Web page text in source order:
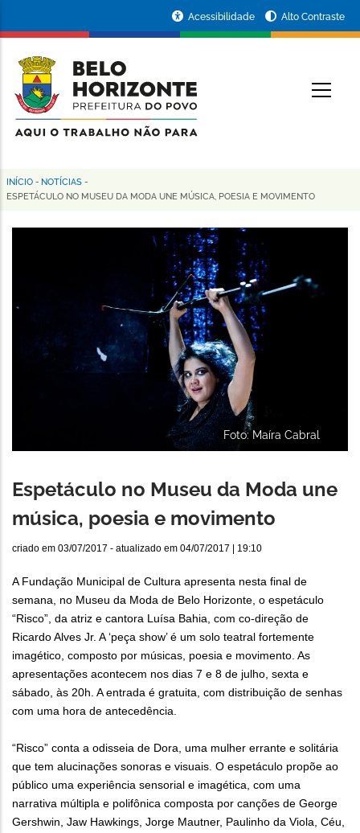
conteúdo
principal
da
Prefeitura
de
Horizonte
Acessibilidade Alto Contraste
Trilha
INÍCIO - NOTÍCIAS -
ESPETÁCULO NO MUSEU DA MODA UNE MÚSICA, POESIA E MOVIMENTO
Foto: Maíra Cabral
Espetáculo no Museu da Moda une
música, poesia e movimento
criado em 03/07/2017 - atualizado em 04/07/2017 | 19:10
A Fundação Municipal de Cultura apresenta nesta final de
semana, no Museu da Moda de Belo Horizonte, o espetáculo
“Risco”, da atriz e cantora Luísa Bahia, com co-direção de
Ricardo Alves Jr. A ‘peça show’ é um solo teatral fortemente
imagético, composto por músicas, poesia e movimento. As
apresentações acontecem nos dias 7 e 8 de julho, sexta e
sábado, às 20h. A entrada é gratuita, com distribuição de senhas
com uma hora de antecedência.
“Risco” conta a odisseia de Dora, uma mulher errante e solitária
que tem alucinações sonoras e visuais. O espetáculo propõe ao
público uma experiência sensorial e imagética, com uma
narrativa múltipla e polifônica composta por canções de George
Gershwin, Jaw Hawkings, Jorge Mautner, Paulinho da Viola, Céu,